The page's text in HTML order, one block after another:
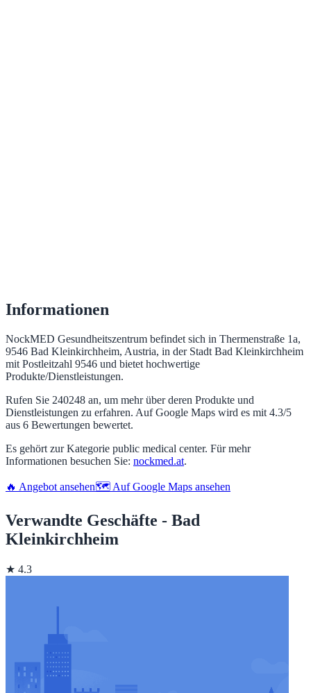
Informationen
NockMED Gesundheitszentrum befindet sich in Thermenstraße 1a,
9546 Bad Kleinkirchheim, Austria, in der Stadt Bad Kleinkirchheim
mit Postleitzahl 9546 und bietet hochwertige
Produkte/Dienstleistungen.
Rufen Sie 240248 an, um mehr über deren Produkte und
Dienstleistungen zu erfahren. Auf Google Maps wird es mit 4.3/5
aus 6 Bewertungen bewertet.
Es gehört zur Kategorie public medical center. Für mehr
Informationen besuchen Sie: nockmed.at.
🔥 Angebot ansehen🗺️ Auf Google Maps ansehen
Verwandte Geschäfte - Bad
Kleinkirchheim
★ 4.3